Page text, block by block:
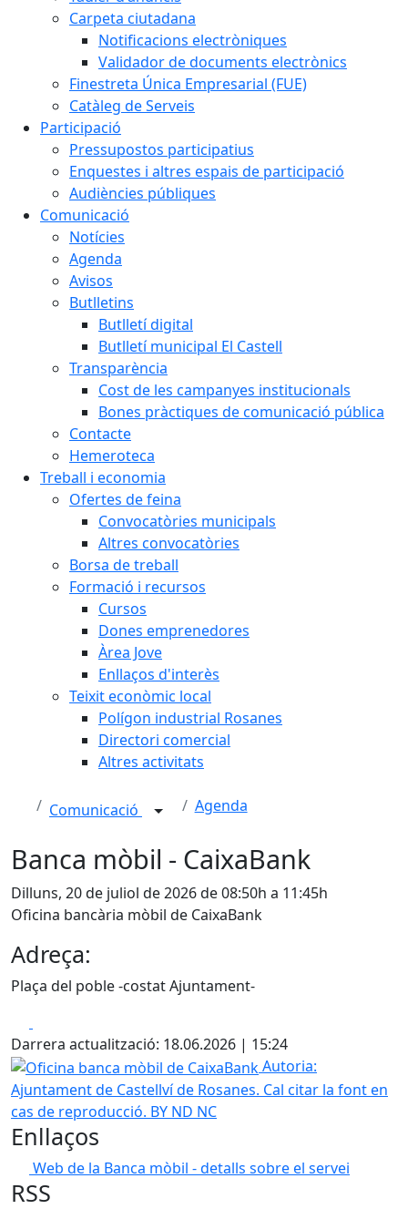
Carpeta ciutadana
Notificacions electròniques
Validador de documents electrònics
Finestreta Única Empresarial (FUE)
Catàleg de Serveis
Participació
Pressupostos participatius
Enquestes i altres espais de participació
Audiències públiques
Comunicació
Notícies
Agenda
Avisos
Butlletins
Butlletí digital
Butlletí municipal El Castell
Transparència
Cost de les campanyes institucionals
Bones pràctiques de comunicació pública
Contacte
Hemeroteca
Treball i economia
Ofertes de feina
Convocatòries municipals
Altres convocatòries
Borsa de treball
Formació i recursos
Cursos
Dones emprenedores
Àrea Jove
Enllaços d'interès
Teixit econòmic local
Polígon industrial Rosanes
Directori comercial
Altres activitats
Comunicació Agenda
Banca mòbil - CaixaBank
Dilluns, 20 de juliol de 2026 de 08:50h a 11:45h
Oficina bancària mòbil de CaixaBank
Adreça:
Plaça del poble -costat Ajuntament-
Darrera actualització: 18.06.2026 | 15:24
Oficina banca mòbil de CaixaBank
Autoria:
Ajuntament de Castellví de Rosanes. Cal citar la font en
cas de reproducció. BY ND NC
Enllaços
Web de la Banca mòbil - detalls sobre el servei
RSS